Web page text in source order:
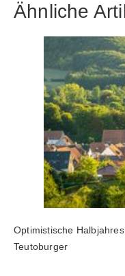
Ähnliche
Optimistische
Teutoburger